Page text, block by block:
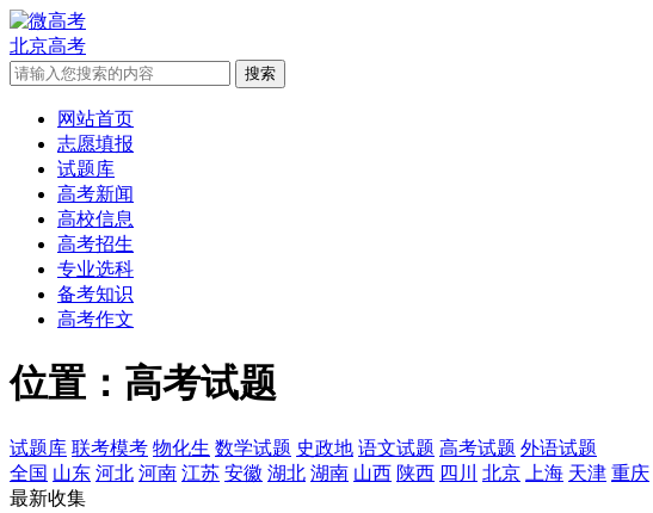
北京高考
网站首页
志愿填报
试题库
高考新闻
高校信息
高考招生
专业选科
备考知识
高考作文
位置：高考试题
试题库 联考模考 物化生 数学试题 史政地 语文试题 高考试题 外语试题
全国 山东 河北 河南 江苏 安徽 湖北 湖南 山西 陕西 四川 北京 上海 天津 重庆
最新收集